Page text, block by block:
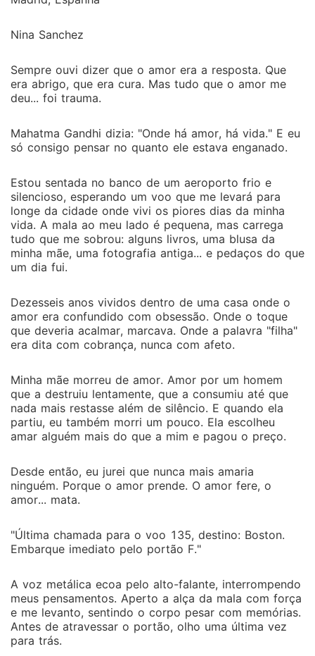
Nina Sanchez
Sempre ouvi dizer que o amor era a resposta. Que
era abrigo, que era cura. Mas tudo que o amor me
deu... foi trauma.
Mahatma Gandhi dizia: "Onde há amor, há vida." E eu
só consigo pensar no quanto ele estava enganado.
Estou sentada no banco de um aeroporto frio e
silencioso, esperando um voo que me levará para
longe da cidade onde vivi os piores dias da minha
vida. A mala ao meu lado é pequena, mas carrega
tudo que me sobrou: alguns livros, uma blusa da
minha mãe, uma fotografia antiga... e pedaços do que
um dia fui.
Dezesseis anos vividos dentro de uma casa onde o
amor era confundido com obsessão. Onde o toque
que deveria acalmar, marcava. Onde a palavra "filha"
era dita com cobrança, nunca com afeto.
Minha mãe morreu de amor. Amor por um homem
que a destruiu lentamente, que a consumiu até que
nada mais restasse além de silêncio. E quando ela
partiu, eu também morri um pouco. Ela escolheu
amar alguém mais do que a mim e pagou o preço.
Desde então, eu jurei que nunca mais amaria
ninguém. Porque o amor prende. O amor fere, o
amor... mata.
"Última chamada para o voo 135, destino: Boston.
Embarque imediato pelo portão F."
A voz metálica ecoa pelo alto-falante, interrompendo
meus pensamentos. Aperto a alça da mala com força
e me levanto, sentindo o corpo pesar com memórias.
Antes de atravessar o portão, olho uma última vez
para trás.